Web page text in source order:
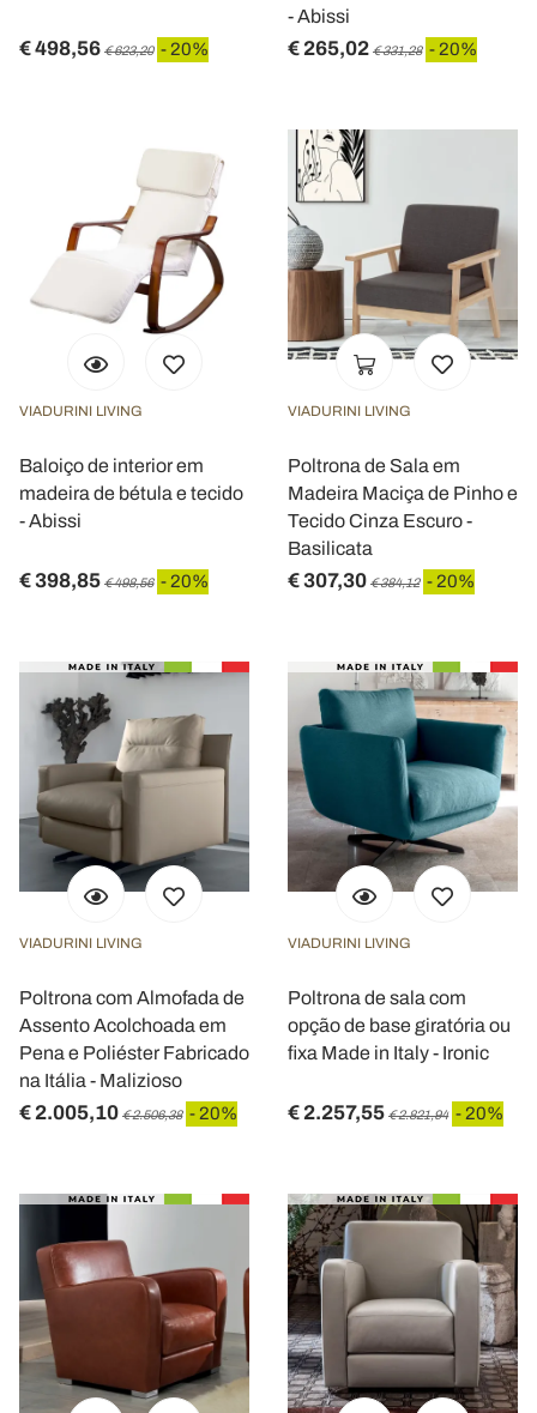
€ 498,56 € 623,20 - 20%
- Abissi
€ 265,02 € 331,28 - 20%
VIADURINI LIVING
Baloiço de interior em
madeira de bétula e tecido
- Abissi
€ 398,85 € 498,56 - 20%
VIADURINI LIVING
Poltrona de Sala em
Madeira Maciça de Pinho e
Tecido Cinza Escuro -
Basilicata
€ 307,30 € 384,12 - 20%
VIADURINI LIVING
Poltrona com Almofada de
Assento Acolchoada em
Pena e Poliéster Fabricado
na Itália - Malizioso
€ 2.005,10 € 2.506,38 - 20%
VIADURINI LIVING
Poltrona de sala com
opção de base giratória ou
fixa Made in Italy - Ironic
€ 2.257,55 € 2.821,94 - 20%